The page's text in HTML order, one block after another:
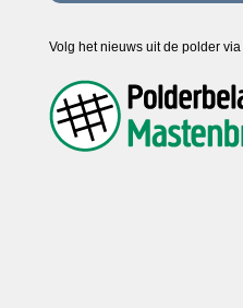
Volg het nieuws uit de polder via